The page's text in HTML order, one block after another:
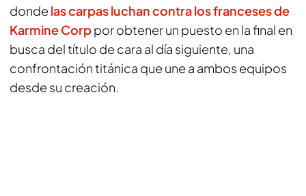
donde las carpas luchan contra los franceses de
Karmine Corppor obtener un puesto en la final en
busca del título de cara al día siguiente, una
confrontación titánica que une a ambos equipos
desde su creación.